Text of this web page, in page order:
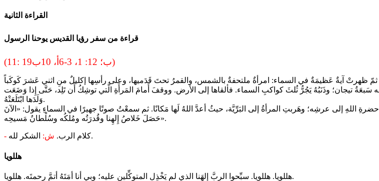
القراءة الثانية
قراءة من سفر رؤيا القديس يوحنا الرسول
(11: 19ب؛ 12: 1، 3-6أ، 10ب)
تيجان؛ وذَنَبُهُ يَجُرُّ ثُلثَ كواكبِ السماء. فألقاها إلى الأرض. ووقفَ أَمامَ المَرأَةِ الَّتي توشِكُ أَن تَلِد، حَتَّى إِذا وَضَعَت
وَلَدَها ابْتَلَعَتْهُ.
إلى عرشِه؛ وهَربتِ المرأةُ إلى البَرِّيَّة، حيثُ أعدَّ اللهُ لَها مَكانًا. ثم سمعْتُ صوتًا جهيرًا في السماءِ يقول: «الآنَ
حَصَلَ خَلاصُ إِلهِنا وقُدرَتُه ومُلكُه وسُلْطانُ مَسيحِه».
- كلام الرب. ش: الشكر لله.
هللويا
هللويا. هللويا. سبِّحوا الربَّ إلهَنا الذي لم يَخْذِلِ المتوكِّلين عليه؛ وبي أنا أمَتَهُ أتمَّ رحمتَه. هللويا.